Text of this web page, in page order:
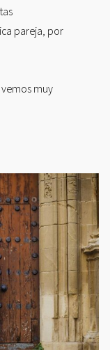
pareja, por
muy